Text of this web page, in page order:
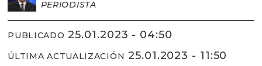
PERIODISTA
PUBLICADO 25.01.2023 - 04:50
ÚLTIMA ACTUALIZACIÓN 25.01.2023 - 11:50